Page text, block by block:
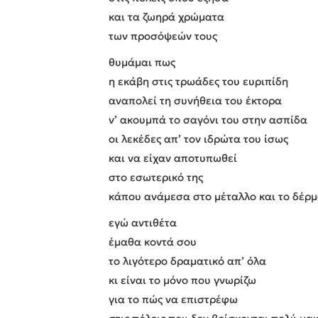
και τα ζωηρά χρώματα
των προσόψεών τους
θυμάμαι πως
η εκάβη στις τρωάδες του ευριπίδη
αναπολεί τη συνήθεια του έκτορα
ν’ ακουμπά το σαγόνι του στην ασπίδα
οι λεκέδες απ’ τον ιδρώτα του ίσως
και να είχαν αποτυπωθεί
στο εσωτερικό της
κάπου ανάμεσα στο μέταλλο και το
εγώ αντιθέτα
έμαθα κοντά σου
το λιγότερο δραματικό απ’ όλα
κι είναι το μόνο που γνωρίζω
για το πώς να επιστρέφω